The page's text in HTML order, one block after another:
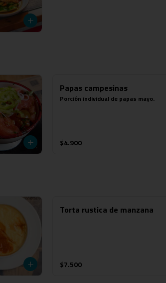
Papas campesinas
Porción individual de papas mayo.
$4.900
Torta rustica de manzana
$7.500